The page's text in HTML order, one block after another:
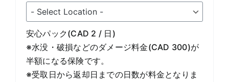
安心パック(CAD 2 / 日)
※水没・破損などのダメージ料金(CAD 300)が
半額になる保険です。
※受取日から返却日までの日数が料金となりま